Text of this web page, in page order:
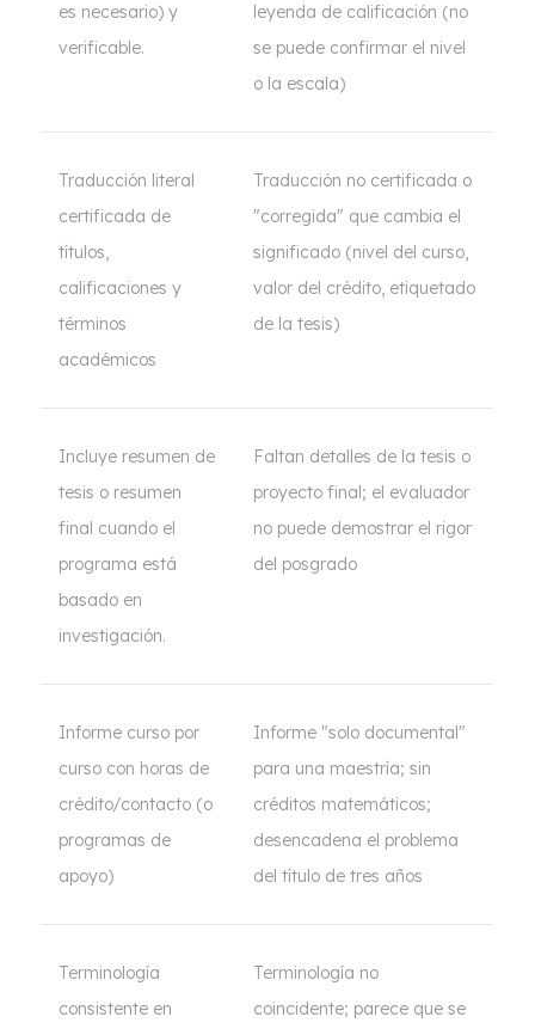
es necesario) y
verificable.
leyenda de calificación (no
se puede confirmar el nivel
o la escala)
Traducción literal
certificada de
títulos,
calificaciones y
términos
académicos
Traducción no certificada o
"corregida" que cambia el
significado (nivel del curso,
valor del crédito, etiquetado
de la tesis)
Incluye resumen de
tesis o resumen
final cuando el
programa está
basado en
investigación.
Faltan detalles de la tesis o
proyecto final; el evaluador
no puede demostrar el rigor
del posgrado
Informe curso por
curso con horas de
crédito/contacto (o
programas de
apoyo)
Informe "solo documental"
para una maestría; sin
créditos matemáticos;
desencadena el problema
del título de tres años
Terminología
consistente en
Terminología no
coincidente; parece que se